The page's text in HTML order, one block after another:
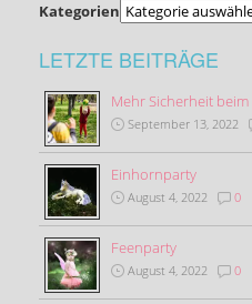
Kategorien
LETZTE BEITRÄGE
Mehr Sicherheit
September 13, 2022
Einhornparty
August 4, 2022 0
Feenparty
August 4, 2022 0